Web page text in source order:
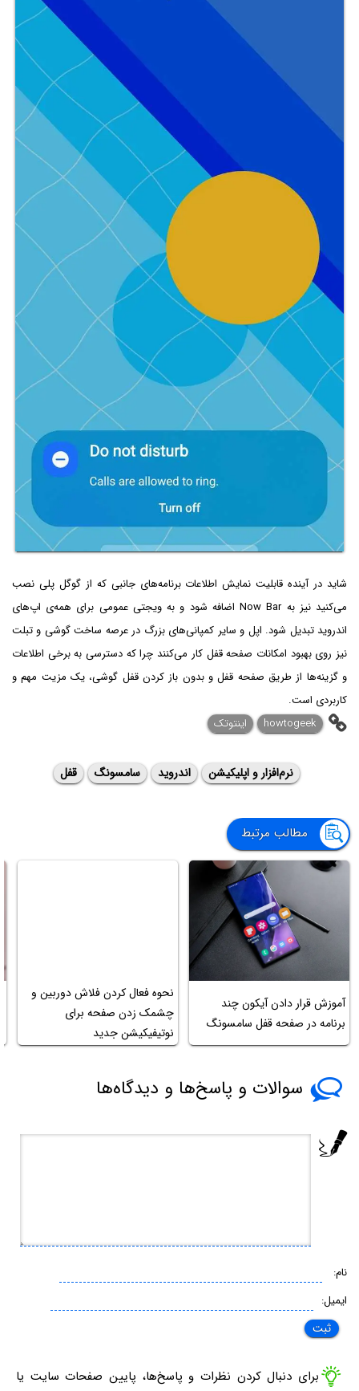
شاید در آینده قابلیت نمایش اطلاعات برنامه‌های جانبی که از گوگل پلی نصب
می‌کنید نیز به Now Bar اضافه شود و به ویجتی عمومی برای همه‌ی اپ‌های
اندروید تبدیل شود. اپل و سایر کمپانی‌های بزرگ در عرصه ساخت گوشی و تبلت
نیز روی بهبود امکانات صفحه قفل کار می‌کنند چرا که دسترسی به برخی اطلاعات
و گزینه‌ها از طریق صفحه قفل و بدون باز کردن قفل گوشی، یک مزیت مهم و
کاربردی است.
howtogeek
اینتوتک
نرم‌افزار و اپلیکیشن اندروید سامسونگ قفل
مطالب مرتبط
آموزش قرار دادن آیکون چند
برنامه در صفحه قفل سامسونگ
نحوه فعال کردن فلاش دوربین و
چشمک زدن صفحه برای
نوتیفیکیشن جدید
سوالات و پاسخ‌ها و دیدگاه‌ها
نام:
ایمیل:
برای دنبال کردن نظرات و پاسخ‌ها، پایین صفحات سایت یا